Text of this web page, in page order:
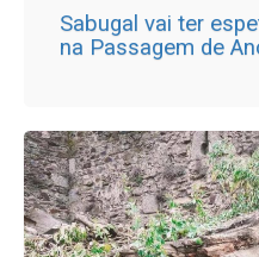
Sabugal vai ter
na Passagem de